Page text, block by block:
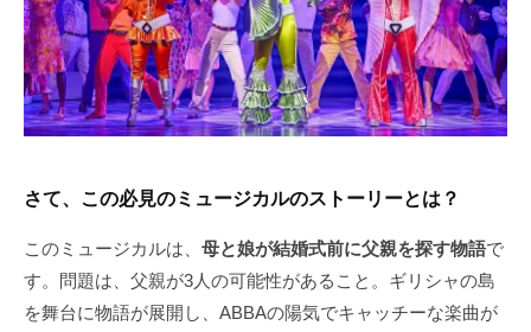
さて、この必見のミュージカルのストーリーとは？
このミュージカルは、 母と娘が結婚式前に父親を探す物語で
す。問題は、父親が3人の可能性があること。ギリシャの島
を舞台に物語が展開し、ABBAの陽気でキャッチーな楽曲が